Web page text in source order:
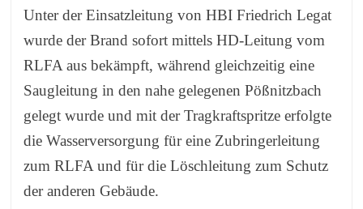
Unter der Einsatzleitung von HBI Friedrich Legat
wurde der Brand sofort mittels HD-Leitung vom
RLFA aus bekämpft, während gleichzeitig eine
Saugleitung in den nahe gelegenen Pößnitzbach
gelegt wurde und mit der Tragkraftspritze erfolgte
die Wasserversorgung für eine Zubringerleitung
zum RLFA und für die Löschleitung zum Schutz
der anderen Gebäude.